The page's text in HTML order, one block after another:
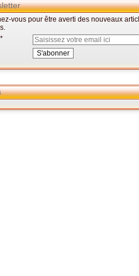
vous pour être averti des nouveaux